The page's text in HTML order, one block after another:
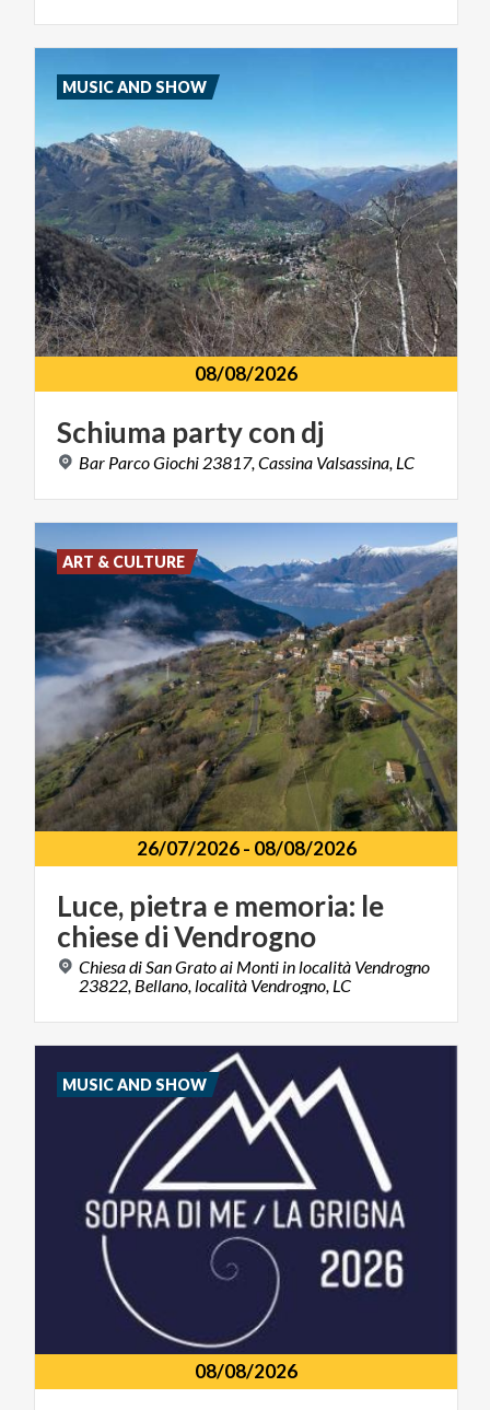
08/08/2026
Schiuma partycon dj
Bar ParcoGiochi 23817, Cassina Valsassina, LC
MUSIC AND SHOW
26/07/2026- 08/08/2026
Luce, pietra e memoria: le
chiesediVendrogno
Chiesa di San Grato ai Monti in località Vendrogno
23822, Bellano, località Vendrogno, LC
ART & CULTURE
08/08/2026
MUSIC AND SHOW